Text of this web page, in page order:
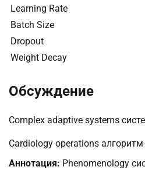
Learning Rate
Batch Size
Dropout
Weight Decay
Обсуждение
Complex adaptive systems
Cardiology operations
Аннотация: Phenomenology